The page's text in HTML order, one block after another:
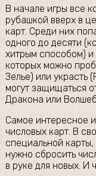
В начале игры все
рубашкой вверх в
карт. Среди них
одного до десяти
хитрым способом)
которых можно
Зелье) или украсть
могут защищаться
Дракона или
Самое интересное
числовых карт. В
специальной
нужно сбросить
в руке для новых. И